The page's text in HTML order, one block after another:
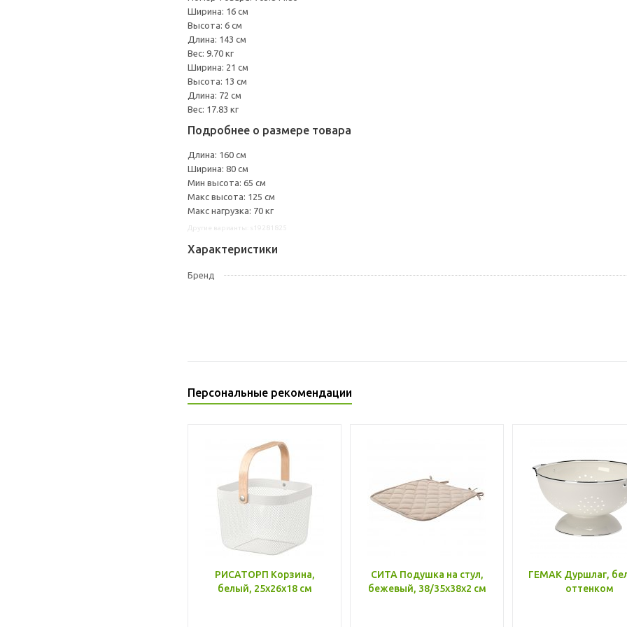
Ширина: 16 см
Высота: 6 см
Длина: 143 см
Вес: 9.70 кг
Ширина: 21 см
Высота: 13 см
Длина: 72 см
Вес: 17.83 кг
Подробнее о размере товара
Длина: 160 см
Ширина: 80 см
Мин высота: 65 см
Макс высота: 125 см
Макс нагрузка: 70 кг
Характеристики
Бренд
Персональные рекомендации
РИСАТОРП Корзина,
белый, 25x26x18 см
СИТА Подушка на стул,
бежевый, 38/35x38x2 см
ГЕМАК Дуршлаг,
оттенком